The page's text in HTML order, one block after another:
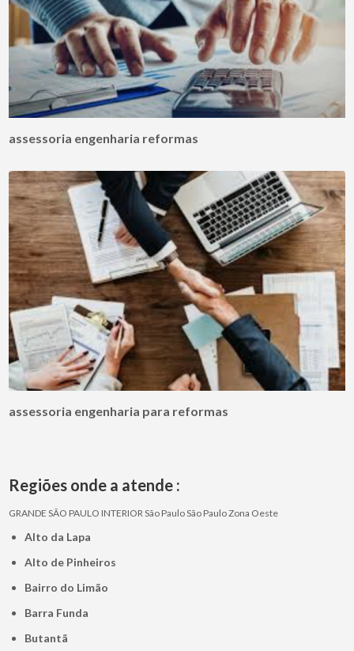
assessoria engenharia reformas
assessoria engenharia para reformas
Regiões onde a atende :
GRANDE SÃO PAULO INTERIOR São PauloSão PauloZona Oeste
Alto da Lapa
Alto de Pinheiros
Bairro do Limão
Barra Funda
Butantã